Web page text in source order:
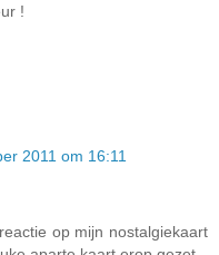
!
2011 om 16:11
op mijn nostalgiekaart